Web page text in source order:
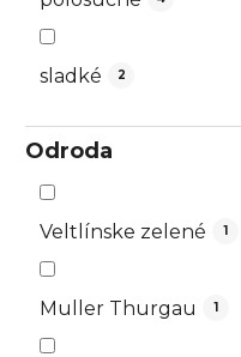
sladké 2
Odroda
Veltlínske zelené 1
Muller Thurgau 1